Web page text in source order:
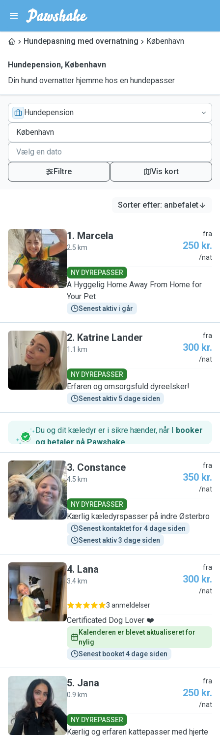
Hundepasning med overnatning København
Hundepension, København
Din hund overnatter hjemme hos en hundepasser
Hundepension
Filtre Vis kort
Sorter efter: anbefalet
M
1. Marcela
2.5 km
fra
250 kr.
/nat
NY DYREPASSER
A Hyggelig Home Away From Home for
Your Pet
Senest aktiv i går
K
2. Katrine Lander
1.1 km
fra
300 kr.
/nat
NY DYREPASSER
Erfaren og omsorgsfuld dyreelsker!
Senest aktiv 5 dage siden
Du og dit kæledyr er i sikre hænder, når I booker
og betaler på Pawshake.
C
3. Constance
4.5 km
fra
350 kr.
/nat
NY DYREPASSER
Kærlig kæledyrspasser på indre Østerbro
Senest kontaktet for 4 dage siden
Senest aktiv 3 dage siden
L
4. Lana
3.4 km
fra
300 kr.
/nat
3 anmeldelser
Certificated Dog Lover ❤️
Kalenderen er blevet aktualiseret for
nylig
Senest booket 4 dage siden
J
5. Jana
0.9 km
fra
250 kr.
/nat
NY DYREPASSER
Kærlig og erfaren kattepasser med hjerte